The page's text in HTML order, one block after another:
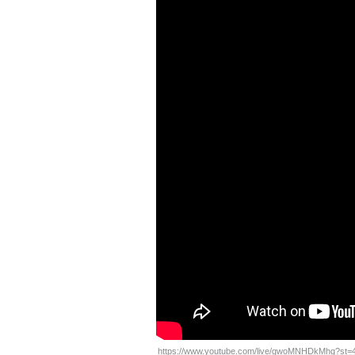
https://www.youtube.com/live/